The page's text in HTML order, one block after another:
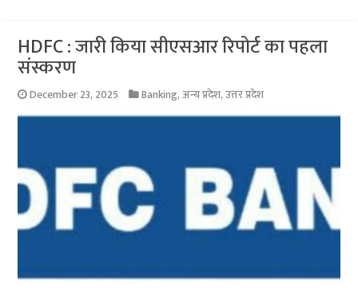
HDFC : जारी किया सीएसआर रिपोर्ट का पहला
संस्करण
December 23, 2025 Banking,अन्य प्रदेश,उत्तर प्रदेश